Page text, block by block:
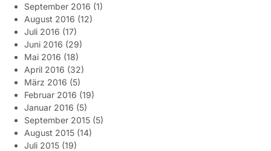
September 2016 (1)
August 2016 (12)
Juli 2016 (17)
Juni 2016 (29)
Mai 2016 (18)
April 2016 (32)
März 2016 (5)
Februar 2016 (19)
Januar 2016 (5)
September 2015 (5)
August 2015 (14)
Juli 2015 (19)